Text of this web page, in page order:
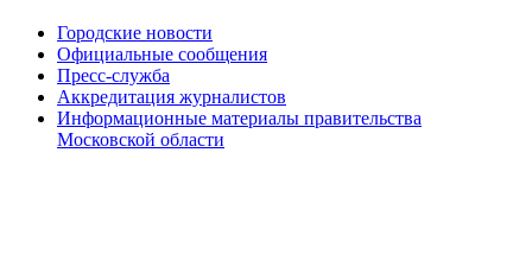
Городские новости
Официальные сообщения
Пресс-служба
Аккредитация журналистов
Информационные материалы правительства
Московской области